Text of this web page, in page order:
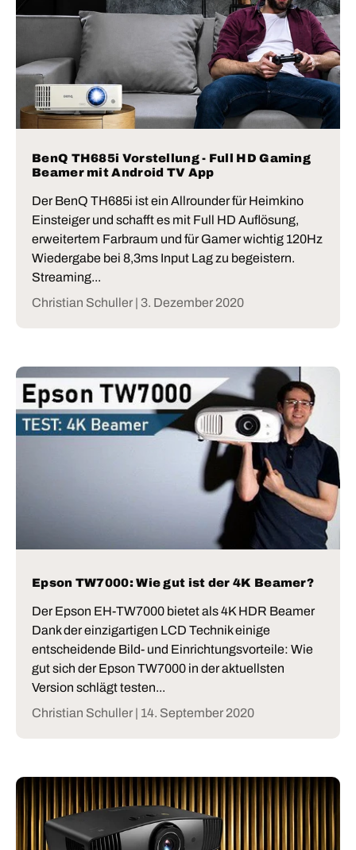
BenQ TH685i Vorstellung - Full HD Gaming
Beamer mit Android TV App
Der BenQ TH685i ist ein Allrounder für Heimkino
Einsteiger und schafft es mit Full HD Auflösung,
erweitertem Farbraum und für Gamer wichtig 120Hz
Wiedergabe bei 8,3ms Input Lag zu begeistern.
Streaming...
Christian Schuller | 3. Dezember 2020
Epson TW7000: Wie gut ist der 4K Beamer?
Der Epson EH-TW7000 bietet als 4K HDR Beamer
Dank der einzigartigen LCD Technik einige
entscheidende Bild- und Einrichtungsvorteile: Wie
gut sich der Epson TW7000 in der aktuellsten
Version schlägt testen...
Christian Schuller | 14. September 2020